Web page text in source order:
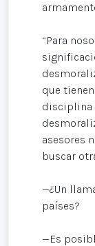
“Para
que
disciplina
asesores
buscar
—¿Un
países?
—Es